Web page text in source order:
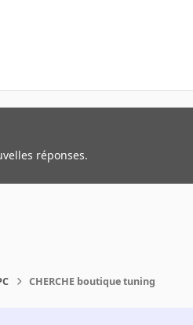
réponses.
CHERCHE boutique tuning